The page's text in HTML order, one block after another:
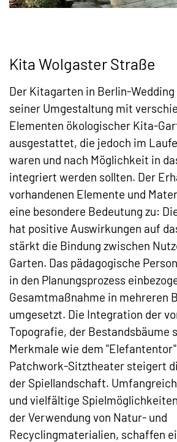
Kita Wolgaster Straße
Der Kitagarten in Berlin-
seiner Umgestaltung mit
Elementen ökologischer Kita-
ausgestattet, die jedoch im
waren und nach Möglichkeit in
integriert werden sollten. Der
vorhandenen Elemente und
eine besondere Bedeutung zu:
hat positive Auswirkungen auf
stärkt die Bindung zwischen
Garten. Das pädagogische
in den Planungsprozess
Gesamtmaßnahme in mehreren
umgesetzt. Die Integration der
Topografie, der Bestandsbäume
Merkmale wie dem
Patchwork-Sitztheater steigert
der Spiellandschaft.
und vielfältige
der Verwendung von Natur- und
Recyclingmaterialien, schaffen